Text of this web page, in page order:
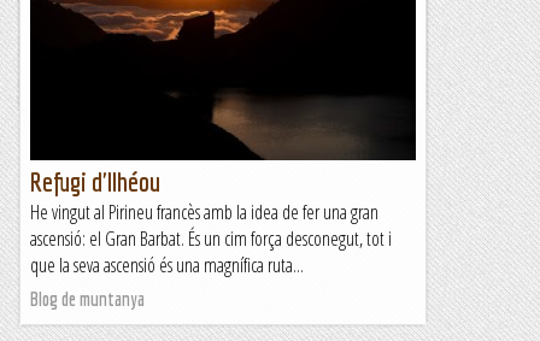
situat a prop de Cauterets, en el Pirineu francès. La seva
ascensió no és fàcil per cap de les seves vies...
Refugi d'Ilhéou
He vingut al Pirineu francès amb la idea de fer una gran
ascensió: el Gran Barbat. És un cim força desconegut, tot i
que la seva ascensió és una magnífica ruta...
Blog de muntanya